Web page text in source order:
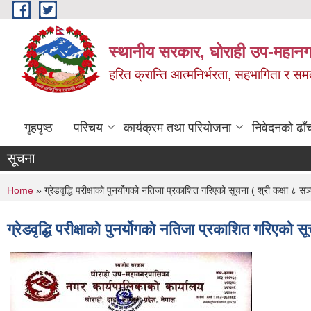
Skip to main content
स्थानीय सरकार, घोराही उप-
हरित क्रान्ति आत्मनिर्भरता, सहभागिता र
गृहपृष्ठ परिचय कार्यक्रम तथा परियोजना निवेदनको
सूचना
You are here
Home » ग्रेडवृद्धि परीक्षाको पुनर्योगको नतिजा प्रकाशित गरिएको सूचना ( श्री कक्षा
ग्रेडवृद्धि परीक्षाको पुनर्योगको नतिजा प्रकाशित